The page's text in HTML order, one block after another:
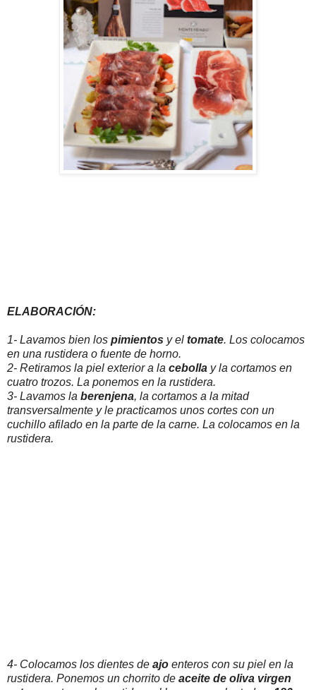
ELABORACIÓN:
1- Lavamos bien los pimientos y el tomate. Los colocamos
en una rustidera o fuente de horno.
2- Retiramos la piel exterior a la cebolla y la cortamos en
cuatro trozos. La ponemos en la rustidera.
3- Lavamos la berenjena, la cortamos a la mitad
transversalmente y le practicamos unos cortes con un
cuchillo afilado en la parte de la carne. La colocamos en la
rustidera.
4- Colocamos los dientes de ajo enteros con su piel en la
rustidera. Ponemos un chorrito de aceite de oliva virgen